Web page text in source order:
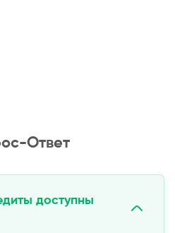
Ответ
доступны